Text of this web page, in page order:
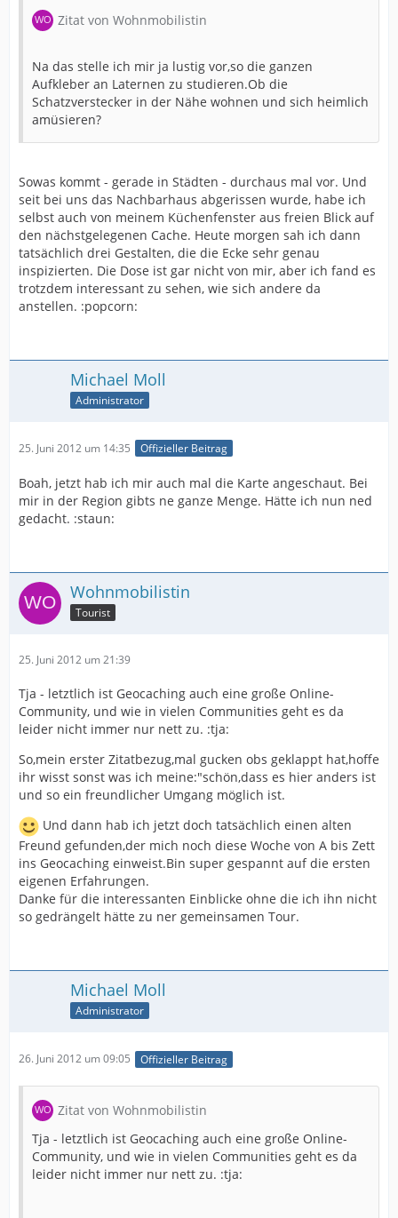
Zitat von Wohnmobilistin
Na das stelle ich mir ja lustig vor,so die ganzen
Aufkleber an Laternen zu studieren.Ob die
Schatzverstecker in der Nähe wohnen und sich heimlich
amüsieren?
Sowas kommt - gerade in Städten - durchaus mal vor. Und
seit bei uns das Nachbarhaus abgerissen wurde, habe ich
selbst auch von meinem Küchenfenster aus freien Blick auf
den nächstgelegenen Cache. Heute morgen sah ich dann
tatsächlich drei Gestalten, die die Ecke sehr genau
inspizierten. Die Dose ist gar nicht von mir, aber ich fand es
trotzdem interessant zu sehen, wie sich andere da
anstellen. :popcorn:
Michael Moll
Administrator
25. Juni 2012 um 14:35 Offizieller Beitrag
Boah, jetzt hab ich mir auch mal die Karte angeschaut. Bei
mir in der Region gibts ne ganze Menge. Hätte ich nun ned
gedacht. :staun:
Wohnmobilistin
Tourist
25. Juni 2012 um 21:39
Tja - letztlich ist Geocaching auch eine große Online-
Community, und wie in vielen Communities geht es da
leider nicht immer nur nett zu. :tja:
So,mein erster Zitatbezug,mal gucken obs geklappt hat,hoffe
ihr wisst sonst was ich meine:"schön,dass es hier anders ist
und so ein freundlicher Umgang möglich ist.
Und dann hab ich jetzt doch tatsächlich einen alten
Freund gefunden,der mich noch diese Woche von A bis Zett
ins Geocaching einweist.Bin super gespannt auf die ersten
eigenen Erfahrungen.
Danke für die interessanten Einblicke ohne die ich ihn nicht
so gedrängelt hätte zu ner gemeinsamen Tour.
Michael Moll
Administrator
26. Juni 2012 um 09:05 Offizieller Beitrag
Zitat von Wohnmobilistin
Tja - letztlich ist Geocaching auch eine große Online-
Community, und wie in vielen Communities geht es da
leider nicht immer nur nett zu. :tja: